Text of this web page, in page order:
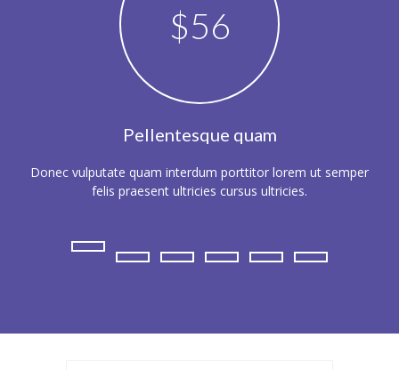
$73
Pellentesque quam
Donec vulputate quam interdum porttitor lorem ut semper
felis praesent ultricies cursus ultricies.